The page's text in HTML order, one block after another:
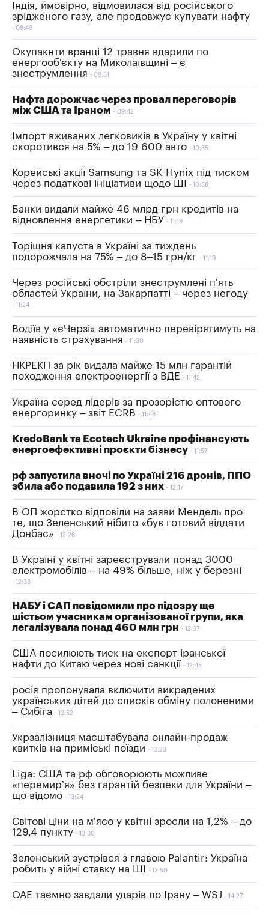
Індія, ймовірно, відмовилася від російського
зрідженого газу, але продовжує купувати нафту
08:49
Окупакнти вранці 12 травня вдарили по
енергооб'єкту на Миколаївщині – є
знеструмлення
09:31
Нафта дорожчає через провал переговорів
між США та Іраном
09:42
Імпорт вживаних легковиків в Україну у квітні
скоротився на 5% – до 19 600 авто
10:35
Корейські акції Samsung та SK Hynix під тиском
через податкові ініціативи щодо ШІ
10:58
Банки видали майже 46 млрд грн кредитів на
відновлення енергетики – НБУ
11:19
Торішня капуста в Україні за тиждень
подорожчала на 75% – до 8–15 грн/кг
11:19
Через російські обстріли знеструмлені п'ять
областей України, на Закарпатті – через негоду
11:24
Водіїв у «єЧерзі» автоматично перевірятимуть на
наявність страхування
11:30
НКРЕКП за рік видала майже 15 млн гарантій
походження електроенергії з ВДЕ
11:42
Україна серед лідерів за прозорістю оптового
енергоринку – звіт ECRB
11:48
KredoBank та Ecotech Ukraine профінансують
енергоефективні проєкти бізнесу
11:57
рф запустила вночі по Україні 216 дронів, ППО
збила або подавила 192 з них
12:17
В ОП жорстко відповіли на заяви Мендель про
те, що Зеленський нібито «був готовий віддати
Донбас»
12:26
В Україні у квітні зареєстрували понад 3000
електромобілів – на 49% більше, ніж у березні
12:33
НАБУ і САП повідомили про підозру ще
шістьом учасникам організованої групи, яка
легалізувала понад 460 млн грн
12:37
США посилюють тиск на експорт іранської
нафти до Китаю через нові санкції
12:45
росія пропонувала включити викрадених
українських дітей до списків обміну полоненими
– Сибіга
12:52
Укрзалізниця масштабувала онлайн-продаж
квитків на приміські поїзди
13:23
Liga: США та рф обговорюють можливе
«перемир’я» без гарантій безпеки для України –
що відомо
13:24
Світові ціни на м'ясо у квітні зросли на 1,2% – до
129,4 пункту
13:30
Зеленський зустрівся з главою Palantir: Україна
робить у війні ставку на ШІ
13:50
ОАЕ таємно завдали ударів по Ірану – WSJ 14:27